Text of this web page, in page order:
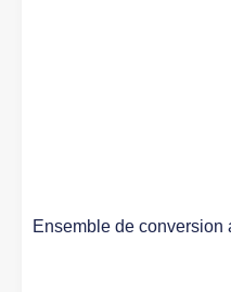
Ensemble de conversion